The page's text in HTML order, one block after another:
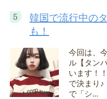
韓国で流行中の
も！
今回は、
ル【タン
います！
で決まり♪
で「シ...